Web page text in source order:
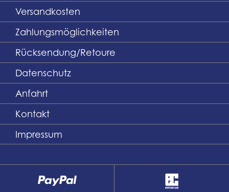
Versandkosten
Zahlungsmöglichkeiten
Rücksendung/Retoure
Datenschutz
Anfahrt
Kontakt
Impressum